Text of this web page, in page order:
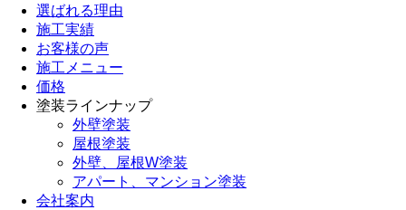
選ばれる理由
施工実績
お客様の声
施工メニュー
価格
塗装ラインナップ
外壁塗装
屋根塗装
外壁、屋根W塗装
アパート、マンション塗装
会社案内